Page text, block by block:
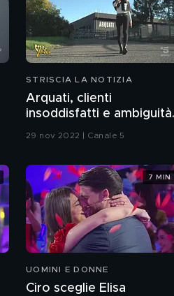
STRISCIA LA NOTIZIA
Arquati, clienti
insoddisfatti e ambiguità
con le finanziarie
29 nov 2022 | Canale 5
UOMINI E DONNE
Ciro sceglie Elisa
7 MIN